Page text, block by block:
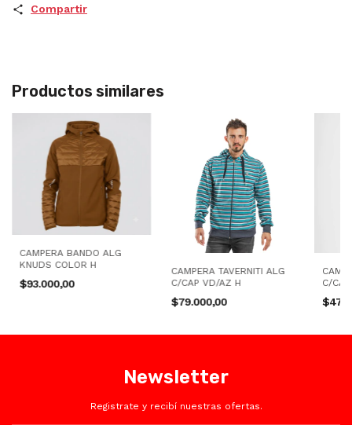
Compartir
Productos similares
CAMPERA BANDO ALG
KNUDS COLOR H
$93.000,00
CAMPERA TAVERNITI ALG
C/CAP VD/AZ H
$79.000,00
C/
Newsletter
Registrate y recibí nuestras ofertas.